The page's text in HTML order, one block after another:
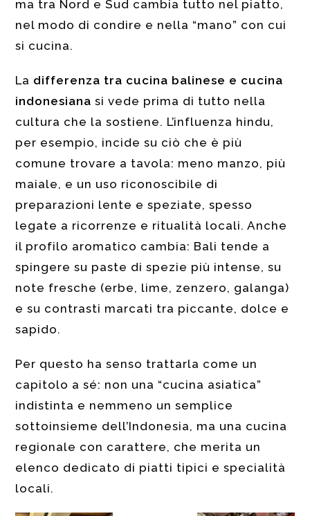
ma tra Nord e Sud cambia tutto nel piatto,
nel modo di condire e nella “mano” con cui
si cucina.
La differenza tra cucina balinese e cucina
indonesiana si vede prima di tutto nella
cultura che la sostiene. L’influenza hindu,
per esempio, incide su ciò che è più
comune trovare a tavola: meno manzo, più
maiale, e un uso riconoscibile di
preparazioni lente e speziate, spesso
legate a ricorrenze e ritualità locali. Anche
il profilo aromatico cambia: Bali tende a
spingere su paste di spezie più intense, su
note fresche (erbe, lime, zenzero, galanga)
e su contrasti marcati tra piccante, dolce e
sapido.
Per questo ha senso trattarla come un
capitolo a sé: non una “cucina asiatica”
indistinta e nemmeno un semplice
sottoinsieme dell’Indonesia, ma una cucina
regionale con carattere, che merita un
elenco dedicato di piatti tipici e specialità
locali.